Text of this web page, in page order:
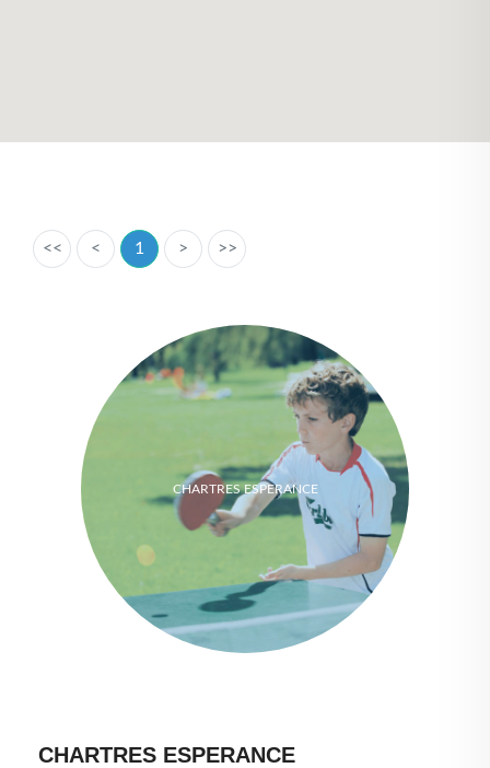
<< < 1 > >>
CHARTRES ESPERANCE
CHARTRES ESPERANCE